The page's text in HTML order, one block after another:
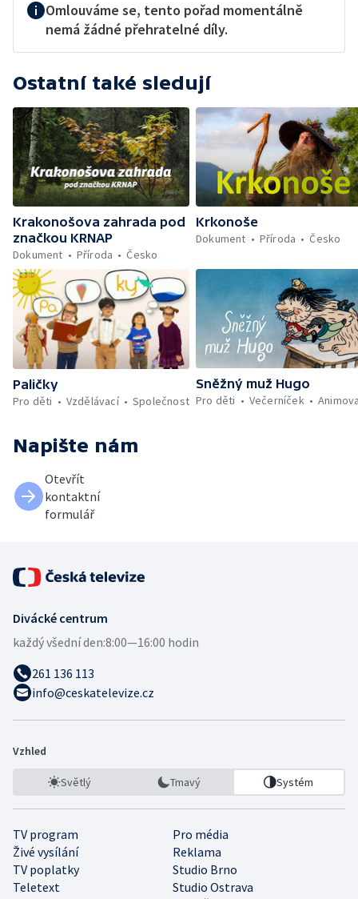
Omlouváme se, tento pořad momentálně
nemá žádné přehratelné díly.
Ostatní také sledují
Krakonošova zahrada pod
značkou KRNAP
Dokument
Příroda Česko
Krkonoše
Dokument
Příroda Česko
Paličky
Pro děti
Vzdělávací Společnost
Sněžný muž Hugo
Pro děti
Večerníček
Napište nám
Otevřít
kontaktní
formulář
Divácké centrum
každý všední den:8:00—16:00 hodin
261 136 113
info@ceskatelevize.cz
Vzhled
Světlý Tmavý Systém
TV program
Pro média
Živé vysílání
Reklama
TV poplatky
Studio Brno
Teletext
Studio Ostrava